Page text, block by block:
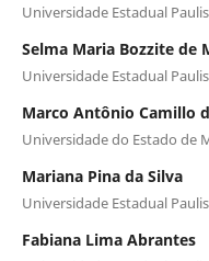
Universidade Estadual
Selma Maria Bozzite de
Universidade Estadual
Marco Antônio Camillo
Universidade do Estado de
Mariana Pina da Silva
Universidade Estadual
Fabiana Lima Abrantes